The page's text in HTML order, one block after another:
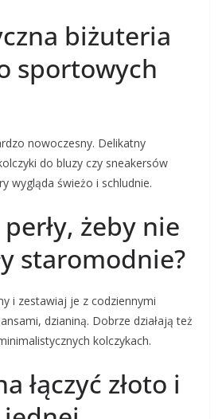
biżuteria
sportowych
nowoczesny. Delikatny
do bluzy czy sneakersów
wygląda świeżo i schludnie.
żeby nie
staromodnie?
i zestawiaj je z codziennymi
dzianiną. Dobrze działają też
kolczykach.
łączyć złoto i